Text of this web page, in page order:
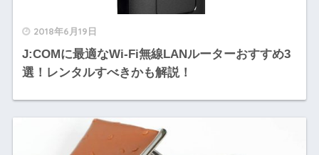
2018年6月19日
J:COMに最適なWi-Fi無線LANルーターおすすめ3
選！レンタルすべきかも解説！